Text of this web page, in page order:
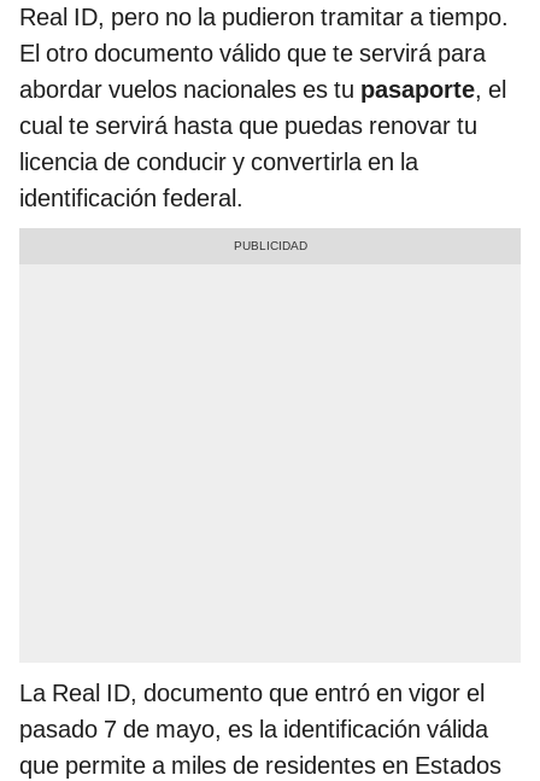
Real ID, pero no la pudieron tramitar a tiempo.
El otro documento válido que te servirá para
abordar vuelos nacionales es tu pasaporte, el
cual te servirá hasta que puedas renovar tu
licencia de conducir y convertirla en la
identificación federal.
La Real ID, documento que entró en vigor el
pasado 7 de mayo, es la identificación válida
que permite a miles de residentes en Estados